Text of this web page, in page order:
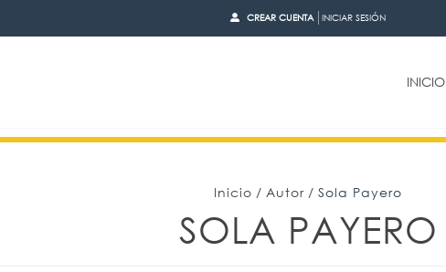
CREAR CUENTA INICIAR SESIÓN
INICIO
Inicio / Autor / Sola Payero
SOLA PAYERO